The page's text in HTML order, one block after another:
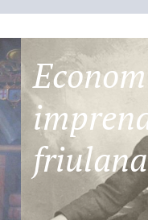
friulana